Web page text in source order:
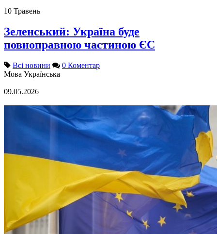
10 Травень
Зеленський: Україна буде
повноправною частиною ЄС
Всі новини
0 Коментар
Мова Українська
09.05.2026